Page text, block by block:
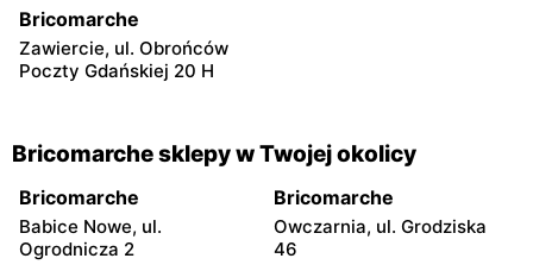
Bricomarche
Zawiercie, ul. Obrońców
Poczty Gdańskiej 20 H
Bricomarche sklepy w Twojej okolicy
Bricomarche
Babice Nowe, ul.
Ogrodnicza 2
Bricomarche
Owczarnia, ul. Grodziska
46